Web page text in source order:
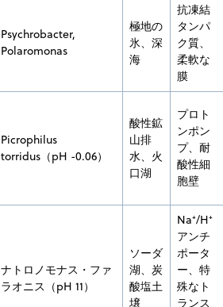
Psychrobacter,
Polaromonas
極地の
氷、深
海
抗凍結
タンパ
ク質、
柔軟な
膜
Picrophilus
torridus（pH -0.06）
酸性鉱
山排
水、火
口湖
プロト
ンポン
プ、耐
酸性細
胞壁
ナトロノモナス・ファ
ラオニス（pH 11）
ソーダ
湖、炭
酸塩土
壌
Na⁺/H⁺
アンチ
ポータ
ー、特
殊なト
ランス